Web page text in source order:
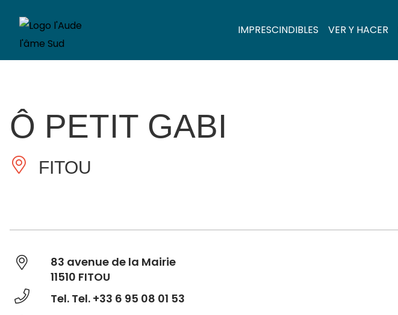
IMPRESCINDIBLES VER Y HACER
Ô PETIT GABI
FITOU
83 avenue de la Mairie
11510 FITOU
Tel. Tel. +33 6 95 08 01 53